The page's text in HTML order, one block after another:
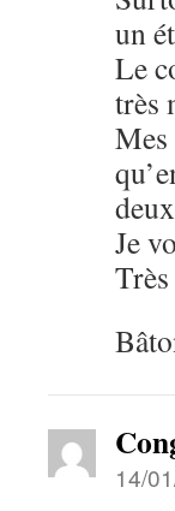
un
Le
très
Mes
Je
14/